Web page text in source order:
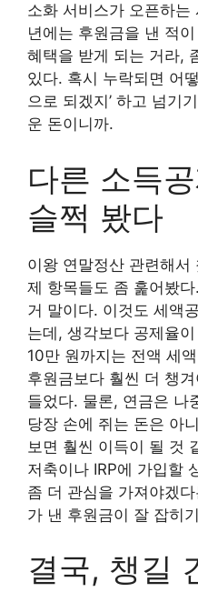
소화 서비스가 오픈하
년에는 후원금을 낸 적
혜택을 받게 되는 거라,
있다. 혹시 누락되면 어
으로 되겠지’ 하고 넘기
운 돈이니까.
다른 소득
슬쩍 봤다
이왕 연말정산 관련해서
제 항목들도 좀 훑어봤
거 말이다. 이것도 세액
는데, 생각보다 공제율
10만 원까지는 전액 세
후원금보다 훨씬 더 챙
들었다. 물론, 연금은 나
당장 손에 쥐는 돈은 아
보면 훨씬 이득이 될 것
저축이나 IRP에 가입할
좀 더 관심을 가져야겠
가 낸 후원금이 잘 잡히
결국, 챙길